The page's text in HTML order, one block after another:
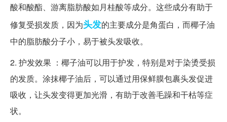
酸和酸酯、游离脂肪酸如月桂酸等成分。这些成分有助于
修复受损发质，因为头发的主要成分是角蛋白，而椰子油
中的脂肪酸分子小，易于被头发吸收。
2. 护发效果 ：椰子油可以用于护发，特别是对于染烫受损
的发质。涂抹椰子油后，可以通过用保鲜膜包裹头发促进
吸收，让头发变得更加光滑，有助于改善毛躁和干枯等症
状。